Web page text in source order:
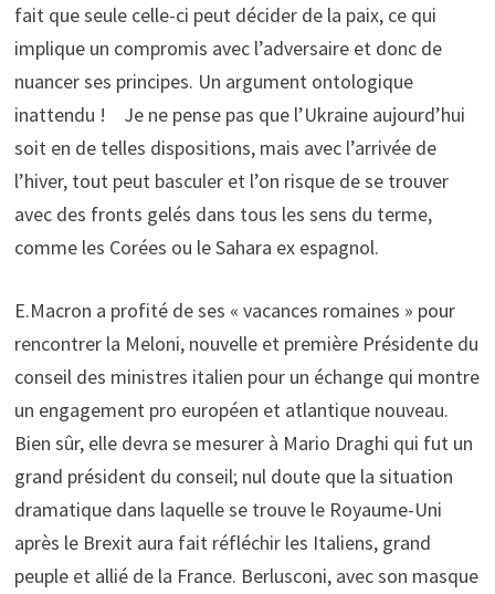
fait que seule celle-ci peut décider de la paix, ce qui
implique un compromis avec l’adversaire et donc de
nuancer ses principes. Un argument ontologique
inattendu ! Je ne pense pas que l’Ukraine aujourd’hui
soit en de telles dispositions, mais avec l’arrivée de
l’hiver, tout peut basculer et l’on risque de se trouver
avec des fronts gelés dans tous les sens du terme,
comme les Corées ou le Sahara ex espagnol.
E.Macron a profité de ses « vacances romaines » pour
rencontrer la Meloni, nouvelle et première Présidente du
conseil des ministres italien pour un échange qui montre
un engagement pro européen et atlantique nouveau.
Bien sûr, elle devra se mesurer à Mario Draghi qui fut un
grand président du conseil; nul doute que la situation
dramatique dans laquelle se trouve le Royaume-Uni
après le Brexit aura fait réfléchir les Italiens, grand
peuple et allié de la France. Berlusconi, avec son masque